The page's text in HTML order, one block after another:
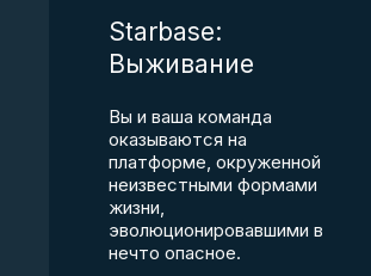
Starbase:
Выживание
Вы и ваша команда
оказываются на
платформе, окруженной
неизвестными формами
жизни,
эволюционировавшими в
нечто опасное.